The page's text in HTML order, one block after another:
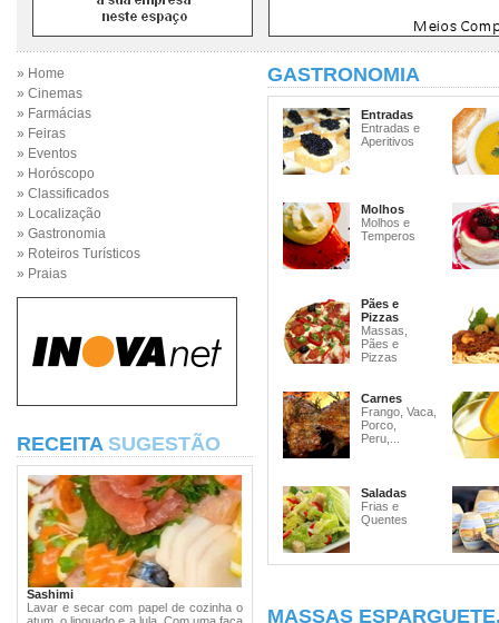
» Home
» Cinemas
» Farmácias
» Feiras
» Eventos
» Horóscopo
» Classificados
» Localização
» Gastronomia
» Roteiros Turísticos
» Praias
RECEITA SUGESTÃO
Sashimi
Lavar e secar com papel de cozinha o
GASTRONOMIA
Entradas
Entradas e
Aperitivos
Molhos
Molhos e
Temperos
Pães e
Pizzas
Massas,
Pães e
Pizzas
Carnes
Frango, Vaca,
Porco,
Peru,...
Saladas
Frias e
Quentes
MASSAS